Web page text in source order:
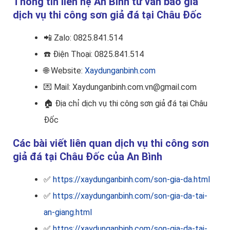
dịch vụ thi công sơn giả đá tại Châu Đốc
📲 Zalo: 0825.841.514
☎️ Điện Thoại: 0825.841.514
🌐 Website: Xaydunganbinh.com
💌 Mail: Xaydunganbinh.com.vn@gmail.com
🏠 Địa chỉ dịch vụ thi công sơn giả đá tại Châu
Đốc
Các bài viết liên quan dịch vụ thi công sơn
giả đá tại Châu Đốc của An Bình
✅ https://xaydunganbinh.com/son-gia-da.html
✅ https://xaydunganbinh.com/son-gia-da-tai-
an-giang.html